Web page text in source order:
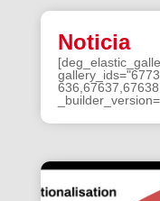
Noticia